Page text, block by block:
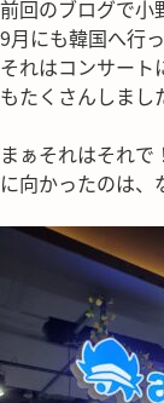
前回のブログで小
9月にも韓国へ行
それはコンサート
もたくさんしまし
まぁそれはそれ
に向かったのは